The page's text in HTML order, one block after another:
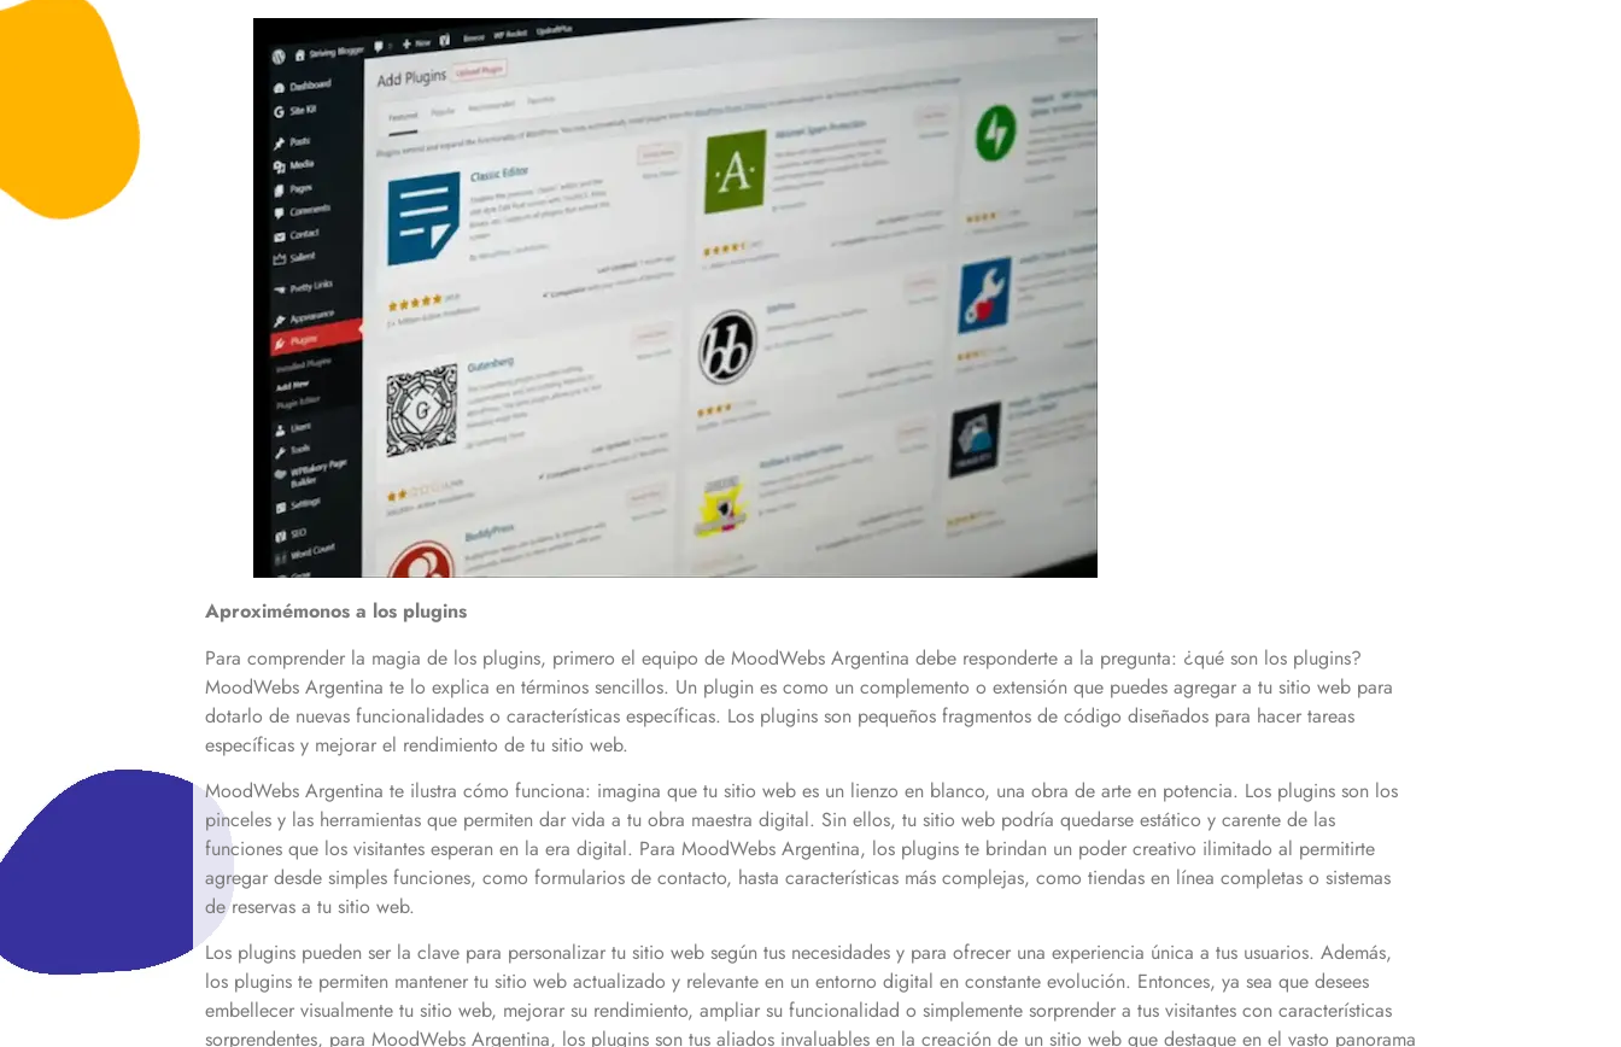
Aproximémonos a los plugins
Para comprender la magia de los plugins, primero el equipo de MoodWebs Argentina debe responderte a la pregunta: ¿qué son los plugins?
MoodWebs Argentina te lo explica en términos sencillos. Un plugin es como un complemento o extensión que puedes agregar a tu sitio web para
dotarlo de nuevas funcionalidades o características específicas. Los plugins son pequeños fragmentos de código diseñados para hacer tareas
específicas y mejorar el rendimiento de tu sitio web.
MoodWebs Argentina te ilustra cómo funciona: imagina que tu sitio web es un lienzo en blanco, una obra de arte en potencia. Los plugins son los
pinceles y las herramientas que permiten dar vida a tu obra maestra digital. Sin ellos, tu sitio web podría quedarse estático y carente de las
funciones que los visitantes esperan en la era digital. Para MoodWebs Argentina, los plugins te brindan un poder creativo ilimitado al permitirte
agregar desde simples funciones, como formularios de contacto, hasta características más complejas, como tiendas en línea completas o sistemas
de reservas a tu sitio web.
Los plugins pueden ser la clave para personalizar tu sitio web según tus necesidades y para ofrecer una experiencia única a tus usuarios. Además,
los plugins te permiten mantener tu sitio web actualizado y relevante en un entorno digital en constante evolución. Entonces, ya sea que desees
embellecer visualmente tu sitio web, mejorar su rendimiento, ampliar su funcionalidad o simplemente sorprender a tus visitantes con características
sorprendentes, para MoodWebs Argentina, los plugins son tus aliados invaluables en la creación de un sitio web que destaque en el vasto panorama